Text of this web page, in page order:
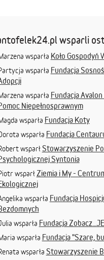
wsparli
wsparła Koło Gospodyń
wsparła Fundacja
wsparła Fundacja
Niepełnosprawnym
wsparła Fundacja Koty
wsparła Fundacja
wsparł Stowarzyszenie
Syntonia
wsparł Ziemia i My -
wsparła Fundacja
wsparła Fundacja
wsparła Fundacja "Szare,
wsparła Stowarzyszenie